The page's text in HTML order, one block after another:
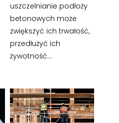
uszczelnianie podłoży
betonowych może
zwiększyć ich trwałość,
przedłużyć ich
żywotność...